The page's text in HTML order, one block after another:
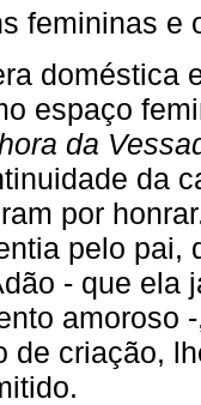
femininas e
doméstica
espaço
da
da
por
pelo pai,
- que ela
amoroso
de criação,